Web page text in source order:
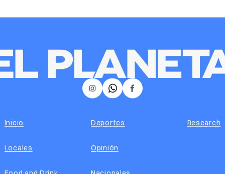
𝕏 Facebook
Instagram
Inicio
Locales
Deportes
Opinión
Research